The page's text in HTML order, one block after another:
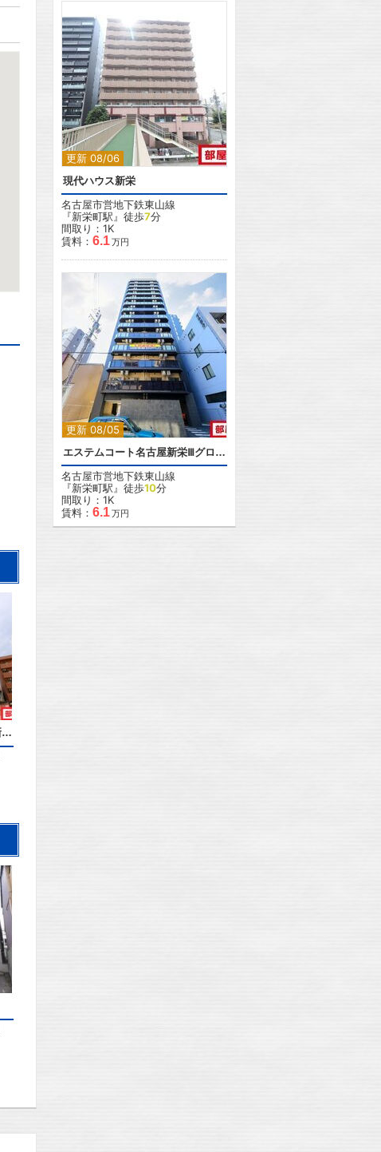
エステムコート名古屋新栄Ⅱアリーナ
更新 08/06
現代ハウス新栄
名古屋市営地下鉄東山線
『新栄町駅』徒歩7分
間取り：1K
賃料： 6.1万円
更新 08/05
エステムコート名古屋新栄Ⅲグローリィ
名古屋市営地下鉄東山線
『新栄町駅』徒歩10分
間取り：1K
賃料： 6.1万円